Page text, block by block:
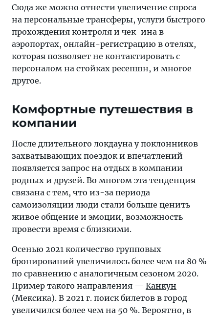
Сюда же можно отнести увеличение спроса
на персональные трансферы, услуги быстрого
прохождения контроля и чек-ина в
аэропортах, онлайн-регистрацию в отелях,
которая позволяет не контактировать с
персоналом на стойках ресепшн, и многое
другое.
Комфортные путешествия в
компании
После длительного локдауна у поклонников
захватывающих поездок и впечатлений
появляется запрос на отдых в компании
родных и друзей. Во многом эта тенденция
связана с тем, что из-за периода
самоизоляции люди стали больше ценить
живое общение и эмоции, возможность
провести время с близкими.
Осенью 2021 количество групповых
бронирований увеличилось более чем на 80 %
по сравнению с аналогичным сезоном 2020.
Пример такого направления — Канкун
(Мексика). В 2021 г. поиск билетов в город
увеличился более чем на 50 %. Вероятно, в